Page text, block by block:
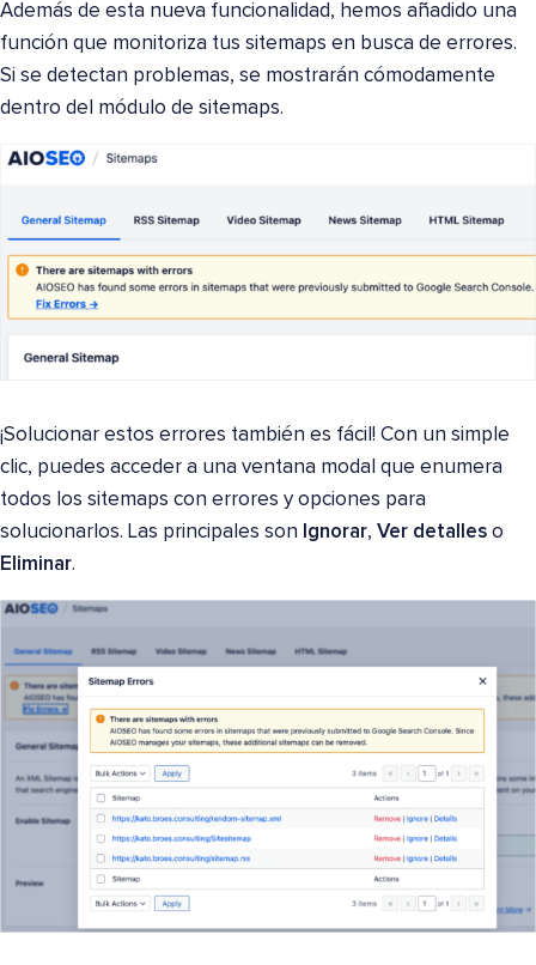
Además de esta nueva funcionalidad, hemos añadido una
función que monitoriza tus sitemaps en busca de errores.
Si se detectan problemas, se mostrarán cómodamente
dentro del módulo de sitemaps.
¡Solucionar estos errores también es fácil! Con un simple
clic, puedes acceder a una ventana modal que enumera
todos los sitemaps con errores y opciones para
solucionarlos. Las principales son Ignorar, Ver detalles o
Eliminar.